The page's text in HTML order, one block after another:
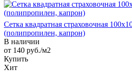
Сетка квадратная страховочная
(полипропилен, капрон)
В наличии
от 140 руб./м2
Купить
Хит